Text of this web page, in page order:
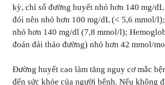
kỳ, chỉ số đường huyết nhỏ hơn 140 mg/
đói nên nhỏ hơn 100 mg/dL (< 5,6 mmol/
nhỏ hơn 140 mg/dl (7,8 mmol/l);
đoán đái tháo đường) nhỏ hơn 42 mmol/
Đường huyết cao làm tăng nguy cơ mắc
đến sức khỏe của người bệnh. Nếu